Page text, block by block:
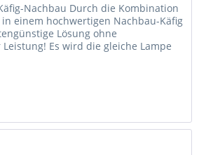
Nachbau Durch die Kombination
einem hochwertigen Nachbau-Käfig
Lösung ohne
Es wird die gleiche Lampe